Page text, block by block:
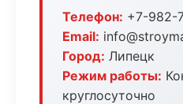
Телефон: +7-982-
Email:
Город: Липецк
Режим работы:
круглосуточно